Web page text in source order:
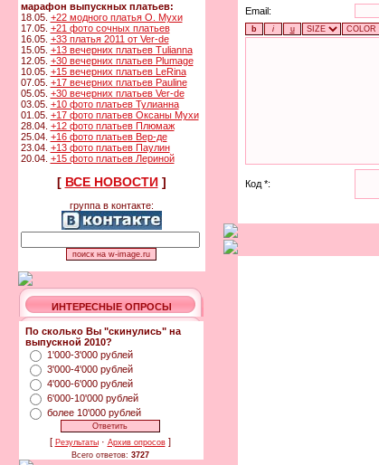
марафон выпускных платьев:
18.05. +22 модного платья О. Мухи
17.05. +21 фото сочных платьев
16.05. +33 платья 2011 от Ver-de
15.05. +13 вечерних платьев Tulianna
12.05. +30 вечерних платьев Plumage
10.05. +15 вечерних платьев LeRina
07.05. +17 вечерних платьев Pauline
05.05. +30 вечерних платьев Ver-de
03.05. +10 фото платьев Тулианна
01.05. +17 фото платьев Оксаны Мухи
28.04. +12 фото платьев Плюмаж
25.04. +16 фото платьев Вер-де
23.04. +13 фото платьев Паулин
20.04. +15 фото платьев Лериной
[ ВСЕ НОВОСТИ]
группа в контакте:
ИНТЕРЕСНЫЕ ОПРОСЫ
По сколько Вы "скинулись" на
выпускной 2010?
1'000-3'000 рублей
3'000-4'000 рублей
4'000-6'000 рублей
6'000-10'000 рублей
более 10'000 рублей
[ Результаты· Архив опросов]
Всего ответов: 3727
Email:
Код *: